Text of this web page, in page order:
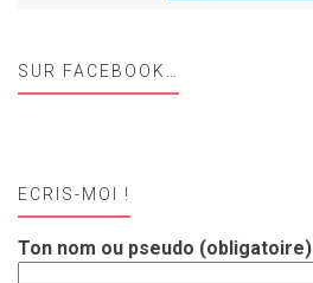
SUR FACEBOOK…
ECRIS-MOI !
Ton nom ou pseudo (obligatoire)